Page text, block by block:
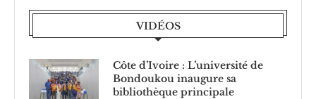
VIDÉOS
Côte d’Ivoire : L’université de
Bondoukou inaugure sa
bibliothèque principale